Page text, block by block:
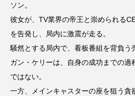
SDGs・タイプスマート農業推進
AgriNOVA
SIKIガーデン Autumn Season
Singing with a smile
ソン。
彼女が、TV業界の帝王と崇められる
を告発し、局内に激震が走る。
騒然とする局内で、看板番組を背負う
ガン・ケリーは、自身の成功までの過
ではない。
一方、メインキャスターの座を狙う貪